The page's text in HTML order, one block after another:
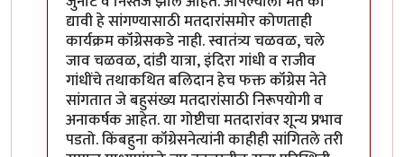
द्यावी हे सांगण्यासाठी मतदारांसमोर कोणताही
कार्यक्रम कॉंग्रेसकडे नाही. स्वातंत्र्य चळवळ, चले
जाव चळवळ, दांडी यात्रा, इंदिरा गांधी व राजीव
गांधींचे तथाकथित बलिदान हेच फक्त कॉंग्रेस नेते
सांगतात जे बहुसंख्य मतदारांसाठी निरूपयोगी व
अनाकर्षक आहेत. या गोष्टीचा मतदारांवर शून्य प्रभाव
पडतो. किंबहुना कॉंग्रेसनेत्यांनी काहीही सांगितले तरी